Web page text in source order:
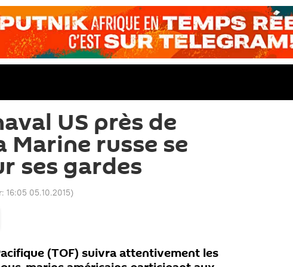
US près de
Marine russe se
ses gardes
16:05 05.10.2015)
(TOF) suivra attentivement les